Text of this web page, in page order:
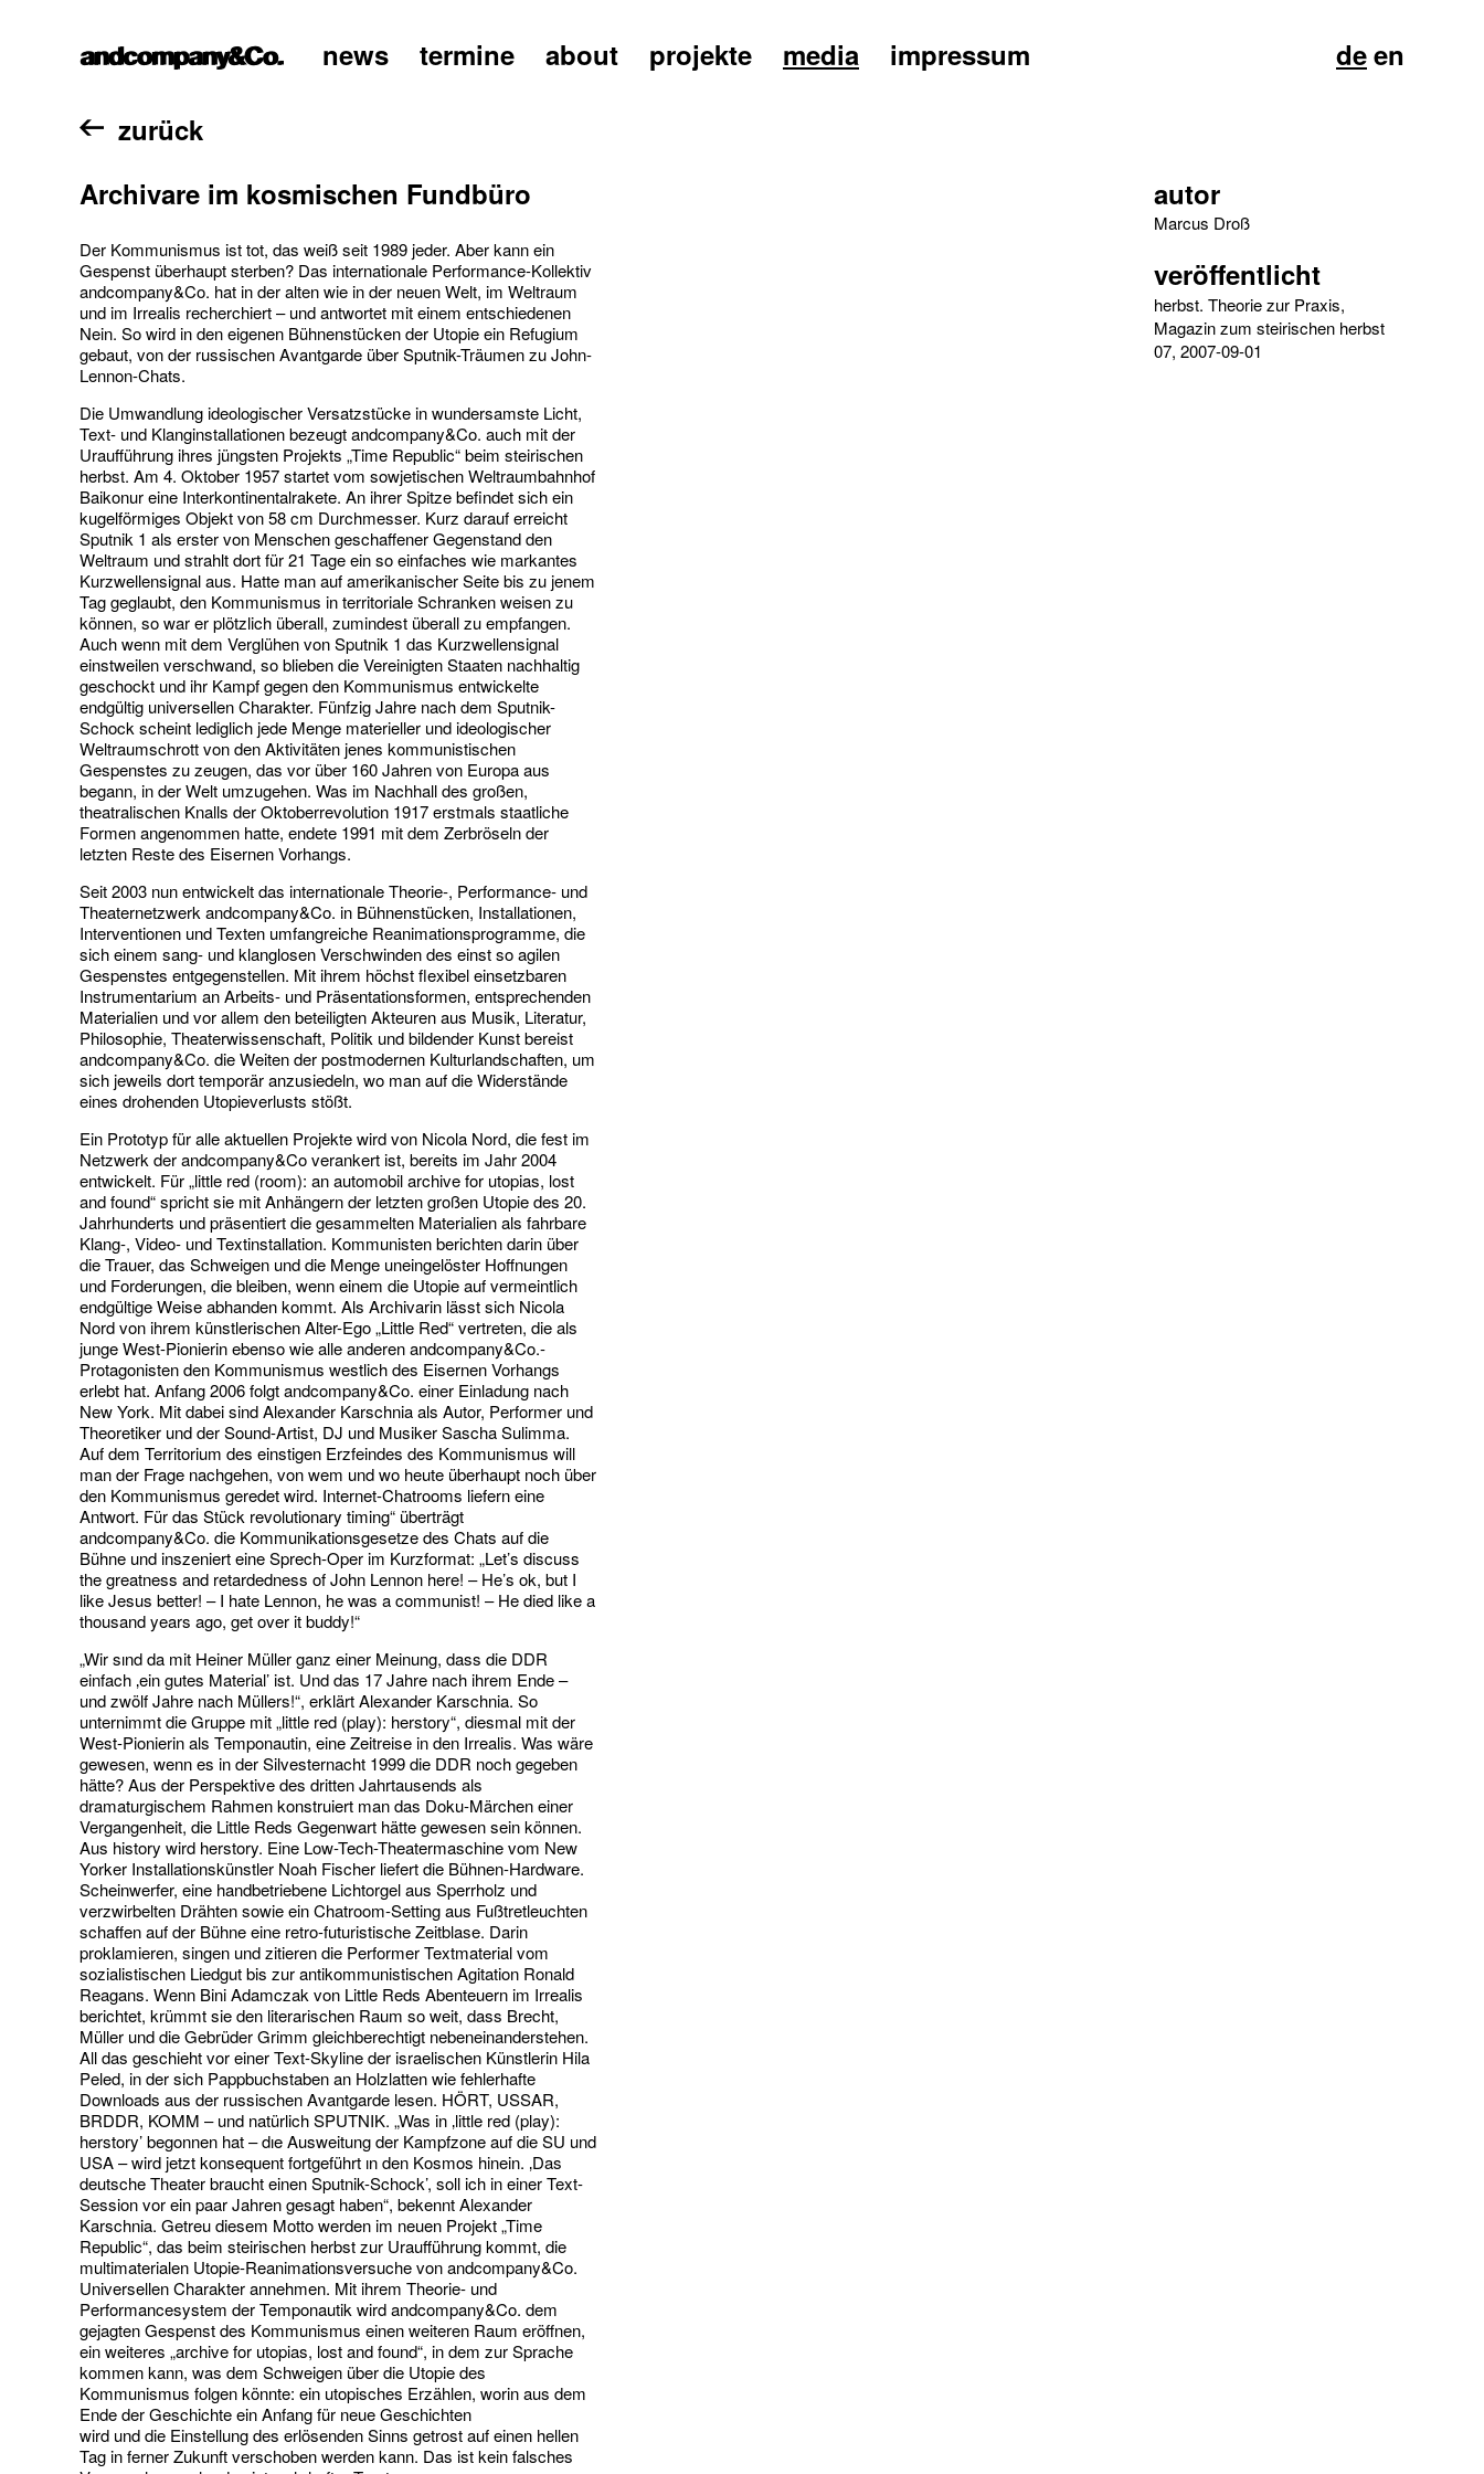
home news termine about projekte media impressum deen
zurück
Archivare im kosmischen Fundbüro
Der Kommunismus ist tot, das weiß seit 1989 jeder. Aber kann ein
Gespenst überhaupt sterben? Das internationale Performance-Kollektiv
andcompany&Co. hat in der alten wie in der neuen Welt, im Weltraum
und im Irrealis recherchiert – und antwortet mit einem entschiedenen
Nein. So wird in den eigenen Bühnenstücken der Utopie ein Refugium
gebaut, von der russischen Avantgarde über Sputnik-Träumen zu John-
Lennon-Chats.
Die Umwandlung ideologischer Versatzstücke in wundersamste Licht,
Text- und Klanginstallationen bezeugt andcompany&Co. auch mit der
Uraufführung ihres jüngsten Projekts „Time Republic“ beim steirischen
herbst. Am 4. Oktober 1957 startet vom sowjetischen Weltraumbahnhof
Baikonur eine Interkontinentalrakete. An ihrer Spitze befindet sich ein
kugelförmiges Objekt von 58 cm Durchmesser. Kurz darauf erreicht
Sputnik 1 als erster von Menschen geschaffener Gegenstand den
Weltraum und strahlt dort für 21 Tage ein so einfaches wie markantes
Kurzwellensignal aus. Hatte man auf amerikanischer Seite bis zu jenem
Tag geglaubt, den Kommunismus in territoriale Schranken weisen zu
können, so war er plötzlich überall, zumindest überall zu empfangen.
Auch wenn mit dem Verglühen von Sputnik 1 das Kurzwellensignal
einstweilen verschwand, so blieben die Vereinigten Staaten nachhaltig
geschockt und ihr Kampf gegen den Kommunismus entwickelte
endgültig universellen Charakter. Fünfzig Jahre nach dem Sputnik-
Schock scheint lediglich jede Menge materieller und ideologischer
Weltraumschrott von den Aktivitäten jenes kommunistischen
Gespenstes zu zeugen, das vor über 160 Jahren von Europa aus
begann, in der Welt umzugehen. Was im Nachhall des großen,
theatralischen Knalls der Oktoberrevolution 1917 erstmals staatliche
Formen angenommen hatte, endete 1991 mit dem Zerbröseln der
letzten Reste des Eisernen Vorhangs.
Seit 2003 nun entwickelt das internationale Theorie-, Performance- und
Theaternetzwerk andcompany&Co. in Bühnenstücken, Installationen,
Interventionen und Texten umfangreiche Reanimationsprogramme, die
sich einem sang- und klanglosen Verschwinden des einst so agilen
Gespenstes entgegenstellen. Mit ihrem höchst flexibel einsetzbaren
Instrumentarium an Arbeits- und Präsentationsformen, entsprechenden
Materialien und vor allem den beteiligten Akteuren aus Musik, Literatur,
Philosophie, Theaterwissenschaft, Politik und bildender Kunst bereist
andcompany&Co. die Weiten der postmodernen Kulturlandschaften, um
sich jeweils dort temporär anzusiedeln, wo man auf die Widerstände
eines drohenden Utopieverlusts stößt.
Ein Prototyp für alle aktuellen Projekte wird von Nicola Nord, die fest im
Netzwerk der andcompany&Co verankert ist, bereits im Jahr 2004
entwickelt. Für „little red (room): an automobil archive for utopias, lost
and found“ spricht sie mit Anhängern der letzten großen Utopie des 20.
Jahrhunderts und präsentiert die gesammelten Materialien als fahrbare
Klang-, Video- und Textinstallation. Kommunisten berichten darin über
die Trauer, das Schweigen und die Menge uneingelöster Hoffnungen
und Forderungen, die bleiben, wenn einem die Utopie auf vermeintlich
endgültige Weise abhanden kommt. Als Archivarin lässt sich Nicola
Nord von ihrem künstlerischen Alter-Ego „Little Red“ vertreten, die als
junge West-Pionierin ebenso wie alle anderen andcompany&Co.-
Protagonisten den Kommunismus westlich des Eisernen Vorhangs
erlebt hat. Anfang 2006 folgt andcompany&Co. einer Einladung nach
New York. Mit dabei sind Alexander Karschnia als Autor, Performer und
Theoretiker und der Sound-Artist, DJ und Musiker Sascha Sulimma.
Auf dem Territorium des einstigen Erzfeindes des Kommunismus will
man der Frage nachgehen, von wem und wo heute überhaupt noch über
den Kommunismus geredet wird. Internet-Chatrooms liefern eine
Antwort. Für das Stück revolutionary timing“ überträgt
andcompany&Co. die Kommunikationsgesetze des Chats auf die
Bühne und inszeniert eine Sprech-Oper im Kurzformat: „Let’s discuss
the greatness and retardedness of John Lennon here! – He’s ok, but I
like Jesus better! – I hate Lennon, he was a communist! – He died like a
thousand years ago, get over it buddy!“
„Wir sınd da mit Heiner Müller ganz einer Meinung, dass die DDR
einfach ‚ein gutes Material’ ist. Und das 17 Jahre nach ihrem Ende –
und zwölf Jahre nach Müllers!“, erklärt Alexander Karschnia. So
unternimmt die Gruppe mit „little red (play): herstory“, diesmal mit der
West-Pionierin als Temponautin, eine Zeitreise in den Irrealis. Was wäre
gewesen, wenn es in der Silvesternacht 1999 die DDR noch gegeben
hätte? Aus der Perspektive des dritten Jahrtausends als
dramaturgischem Rahmen konstruiert man das Doku-Märchen einer
Vergangenheit, die Little Reds Gegenwart hätte gewesen sein können.
Aus history wird herstory. Eine Low-Tech-Theatermaschine vom New
Yorker Installationskünstler Noah Fischer liefert die Bühnen-Hardware.
Scheinwerfer, eine handbetriebene Lichtorgel aus Sperrholz und
verzwirbelten Drähten sowie ein Chatroom-Setting aus Fußtretleuchten
schaffen auf der Bühne eine retro-futuristische Zeitblase. Darin
proklamieren, singen und zitieren die Performer Textmaterial vom
sozialistischen Liedgut bis zur antikommunistischen Agitation Ronald
Reagans. Wenn Bini Adamczak von Little Reds Abenteuern im Irrealis
berichtet, krümmt sie den literarischen Raum so weit, dass Brecht,
Müller und die Gebrüder Grimm gleichberechtigt nebeneinanderstehen.
All das geschieht vor einer Text-Skyline der israelischen Künstlerin Hila
Peled, in der sich Pappbuchstaben an Holzlatten wie fehlerhafte
Downloads aus der russischen Avantgarde lesen. HÖRT, USSAR,
BRDDR, KOMM – und natürlich SPUTNIK. „Was in ‚little red (play):
herstory’ begonnen hat – dıe Ausweitung der Kampfzone auf die SU und
USA – wird jetzt konsequent fortgeführt ın den Kosmos hinein. ‚Das
deutsche Theater braucht einen Sputnik-Schock’, soll ich in einer Text-
Session vor ein paar Jahren gesagt haben“, bekennt Alexander
Karschnia. Getreu diesem Motto werden im neuen Projekt „Time
Republic“, das beim steirischen herbst zur Uraufführung kommt, die
multimaterialen Utopie-Reanimationsversuche von andcompany&Co.
Universellen Charakter annehmen. Mit ihrem Theorie- und
Performancesystem der Temponautik wird andcompany&Co. dem
gejagten Gespenst des Kommunismus einen weiteren Raum eröffnen,
ein weiteres „archive for utopias, lost and found“, in dem zur Sprache
kommen kann, was dem Schweigen über die Utopie des
Kommunismus folgen könnte: ein utopisches Erzählen, worin aus dem
Ende der Geschichte ein Anfang für neue Geschichten
wird und die Einstellung des erlösenden Sinns getrost auf einen hellen
Tag in ferner Zukunft verschoben werden kann. Das ist kein falsches
autor
Marcus Droß
veröffentlicht
herbst. Theorie zur Praxis,
Magazin zum steirischen herbst
07, 2007-09-01